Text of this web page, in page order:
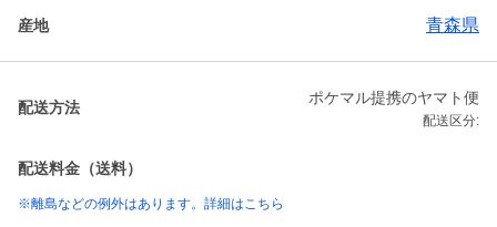
産地 青森県
配送方法
ポケマル提携のヤマト便
配送区分:
配送料金（送料）
※離島などの例外はあります。詳細はこちら